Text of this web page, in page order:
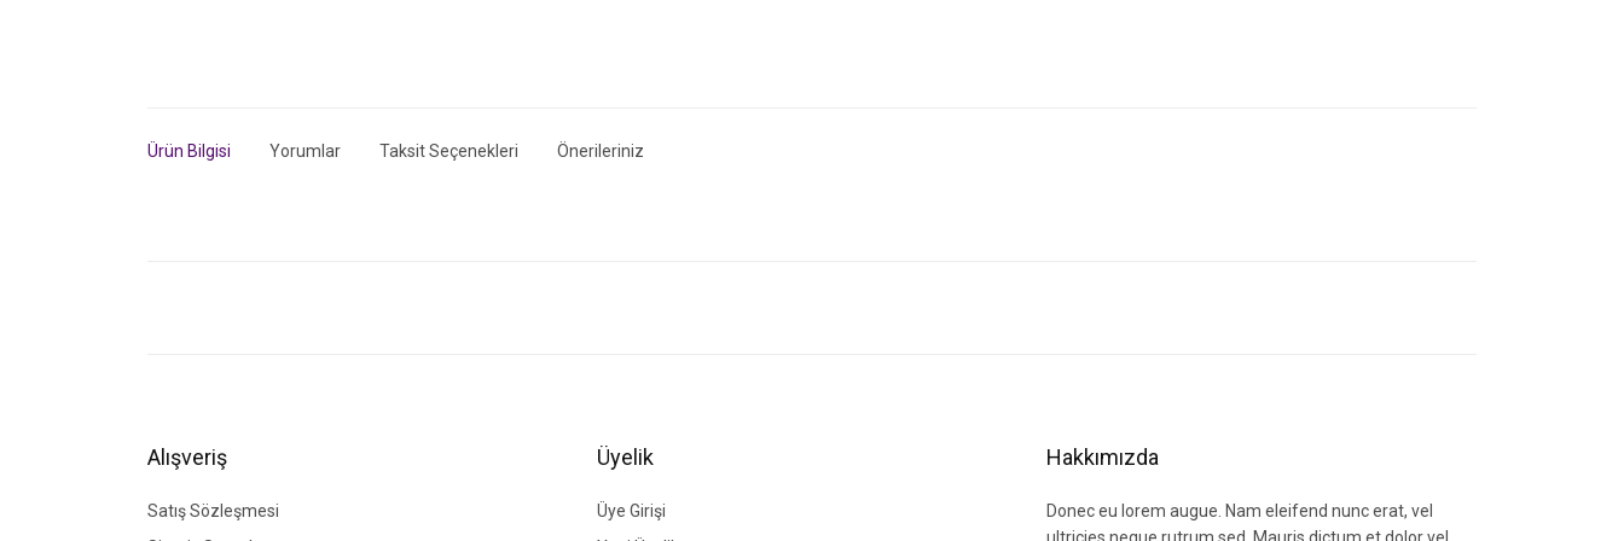
Ürün Bilgisi Yorumlar Taksit Seçenekleri Önerileriniz
Ürün fiyatı diğer sitelerden daha pahalı.
Bu ürüne benzer farklı alternatifler olmalı.
Alışveriş
Satış Sözleşmesi
Üyelik
Üye Girişi
Hakkımızda
Donec eu lorem augue. Nam eleifend nunc erat, vel